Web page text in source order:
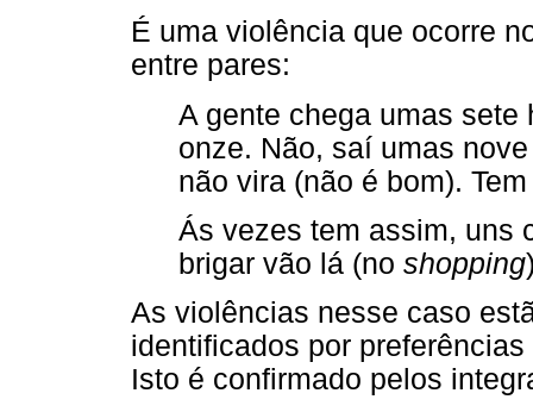
É uma violência que ocorre
entre pares:
A gente chega umas
onze. Não, saí umas
não vira (não é bom).
Ás vezes tem assim, uns
brigar vão lá (no shopping
As violências nesse caso
identificados por
Isto é confirmado pelos